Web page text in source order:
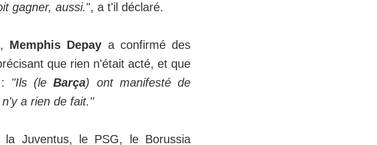
gagner, aussi.", a t'il déclaré.
Memphis Depay a confirmé des
que rien n'était acté, et que
"Ils (leBarça) ont manifesté de
a rien de fait."
Juventus, le PSG, le Borussia